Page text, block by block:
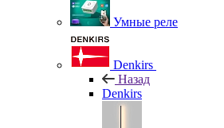
Умные реле
Denkirs
Назад
Denkirs